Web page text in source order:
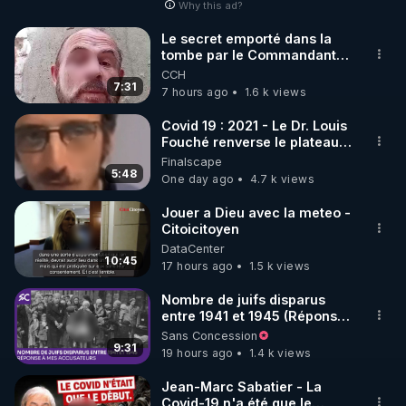
🌱 INSTAGRAM
https://www.instagram.com/rdlr_thierrycasasnovas/
http://rgnr.li/instagram
🌱 LA NEWSLETTER
Pour ne pas rater l’actualité RGNR (stages,
http://rgnr.li/news
🌱 VIDÉOS NON CENSURÉES SUR ODYSEE
Toutes les vidéos Youtube sont aussi sur la
http://rgnr.li/odysee
🌱 LES STAGES EN PRÉSENTIEL
Why this ad?
7:31
Le secret emporté dans la
tombe par le Commandant
Cousteau le 25 juin 1997
CCH
7 hours ago
1.6 k views
5:48
Covid 19 : 2021 - Le Dr. Louis
Fouché renverse le plateau
de CNews !
Finalscape
One day ago
4.7 k views
10:45
Jouer a Dieu avec la meteo -
Citoicitoyen
DataCenter
17 hours ago
1.5 k views
9:31
Nombre de juifs disparus
entre 1941 et 1945 (Réponse
à mes accusateurs)
Sans Concession
19 hours ago
1.4 k views
Jean-Marc Sabatier - La
Covid-19 n'a été que le